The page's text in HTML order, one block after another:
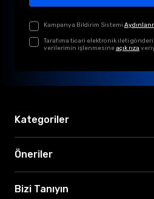
Kampanya Bildirim Sistemi
Tarafıma ticari elektronik ileti
verilerimin işlenmesineaçık rıza
Kategoriler
Öneriler
Bizi Tanıyın